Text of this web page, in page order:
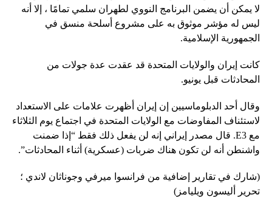
لا يمكن أن يضمن البرنامج النووي لطهران سلمي تمامًا ، إلا أنه
ليس له مؤشر موثوق به على مشروع أسلحة منسق في
الجمهورية الإسلامية.
كانت إيران والولايات المتحدة قد عقدت عدة جولات من
المحادثات قبل يونيو.
وقال أحد الدبلوماسيين إن إيران أظهرت علامات على الاستعداد
لاستئناف المفاوضات مع الولايات المتحدة في اجتماع يوم الثلاثاء
مع E3. قال مصدر إيراني إنه لن يفعل ذلك فقط “إذا ضمنت
واشنطن أنه لن تكون هناك ضربات (عسكرية) أثناء المحادثات”.
(شارك في تقارير إضافية من فرانسوا ميرفي وجوناثان لاندي ؛
تحرير أليسون ويليامز)